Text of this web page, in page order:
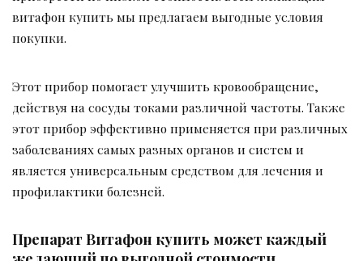
витафон купить мы предлагаем выгодные условия
покупки.
Этот прибор помогает улучшить кровообращение,
действуя на сосуды токами различной частоты. Также
этот прибор эффективно применяется при различных
заболеваниях самых разных органов и систем и
является универсальным средством для лечения и
профилактики болезней.
Препарат Витафон купить может каждый